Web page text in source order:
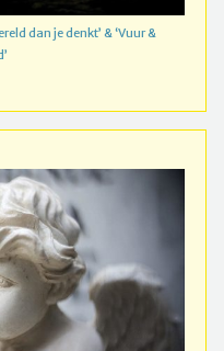
dan je denkt’ & ‘Vuur &